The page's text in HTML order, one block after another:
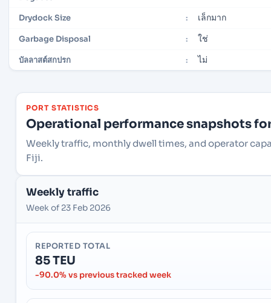
Drydock Size : เล็กมาก
Garbage Disposal : ใช่
บัลลาสต์สกปรก : ไม่
PORT STATISTICS
Operational performance snapshots
Weekly traffic, monthly dwell times, and operator
Fiji.
Weekly traffic
Week of 23 Feb 2026
REPORTED TOTAL
85 TEU
-90.0% vs previous tracked week